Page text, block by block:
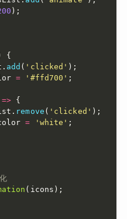
) ;
{
. add ( 'clicked' ) ;
= '#ffd700' ;
=> {
. remove ( 'clicked' ) ;
= 'white' ;
( icons ) ;